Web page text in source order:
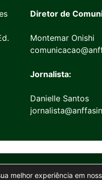
Diretor de
Montemar Onishi
Jornalista:
Danielle Santos
melhor experiência em